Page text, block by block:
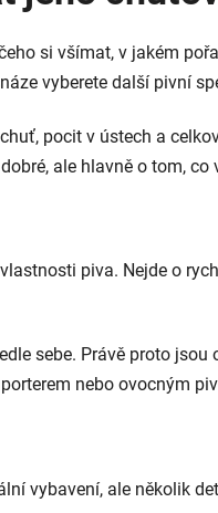
si všímat, v jakém
vyberete další pivní
pocit v ústech a
ale hlavně o tom, co
piva. Nejde o
sebe. Právě proto
nebo ovocným
vybavení, ale několik